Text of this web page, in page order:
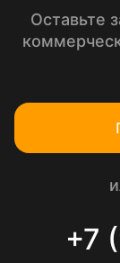
Оставьте
+7